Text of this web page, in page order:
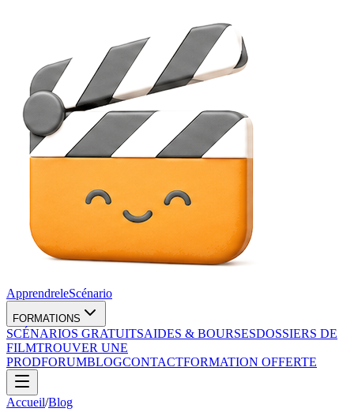
ApprendreleScénario
FORMATIONS
SCÉNARIOS GRATUITSAIDES & BOURSESDOSSIERS DE
FILMTROUVER UNE
PRODFORUMBLOGCONTACTFORMATION OFFERTE
Accueil/Blog